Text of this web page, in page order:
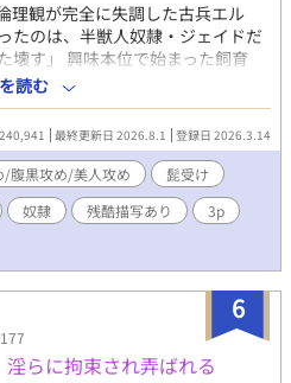
理観が完全に失調した古兵エル
たのは、半獣人奴隷・ジェイドだ
壊す」 興味本位で始まった飼育
の古兵エルフのランティスドール
と変貌していく。 【属性・要素】
獣人受け ・倫理観ゼロ。調教と執
軽微のスカトロ、流血、残酷表現
紳士冒険者は〜』のスターシステ
題ありません。 ※直接的な性描写
り更新中 続きが気になる方は、
読む
最終更新日 2026.8.1 登録日 2026.3.14
/腹黒攻め/美人攻め
髭受け
奴隷 残酷描写あり
3p
6
らに拘束され弄ばれる